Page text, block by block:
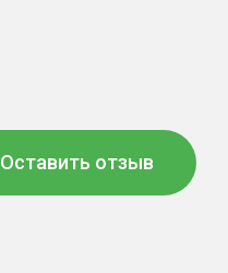
Оставить отзыв